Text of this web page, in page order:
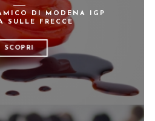
DI MODENA IGP
SULLE FRECCE
SCOPRI